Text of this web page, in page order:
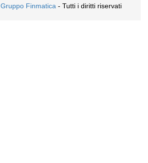
Gruppo Finmatica- Tutti i diritti riservati